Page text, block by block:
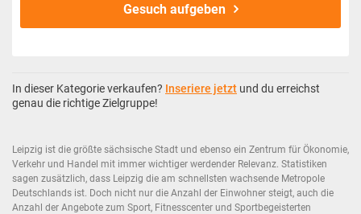
Gesuch aufgeben
In dieser Kategorie verkaufen? Inseriere jetzt und du erreichst
genau die richtige Zielgruppe!
Leipzig ist die größte sächsische Stadt und ebenso ein Zentrum für Ökonomie,
Verkehr und Handel mit immer wichtiger werdender Relevanz. Statistiken
sagen zusätzlich, dass Leipzig die am schnellsten wachsende Metropole
Deutschlands ist. Doch nicht nur die Anzahl der Einwohner steigt, auch die
Anzahl der Angebote zum Sport, Fitnesscenter und Sportbegeisterten